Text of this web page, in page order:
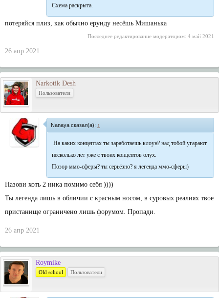
Схема раскрыта.
потеряйся плиз, как обычно ерунду несёшь Мишанька
Последнее редактирование модератором: 4 май 2021
26 апр 2021
Narkotik Desh
Пользователи
Nanaya сказал(а): ↑
На каких концептах ты заработаешь клоун? над тобой угарают
несколько лет уже с твоих концептов олух.
Позор ммо-сферы? ты серьёзно? я легенда ммо-сферы)
Назови хоть 2 ника помимо себя ))))
Ты легенда лишь в обличии с красным носом, в суровых реалиях твое
пристанище ограничено лишь форумом. Пропади.
26 апр 2021
Roymike
Old school Пользователи